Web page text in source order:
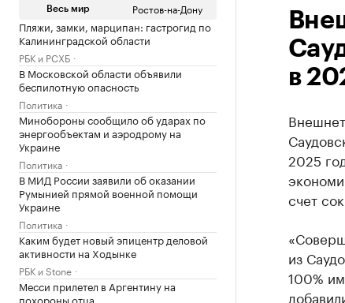
Весь мир Ростов-на-Дону
Пляжи, замки, марципан: гастрогид по
Калининградской области
РБК и РСХБ
В Московской области объявили
беспилотную опасность
Политика
Минобороны сообщило об ударах по
энергообъектам и аэродрому на
Украине
Политика
В МИД России заявили об оказании
Румынией прямой военной помощи
Украине
Политика
Каким будет новый эпицентр деловой
активности на Ходынке
РБК и Stone
Месси прилетел в Аргентину на
похороны отца
в
2025
счет
из
100%